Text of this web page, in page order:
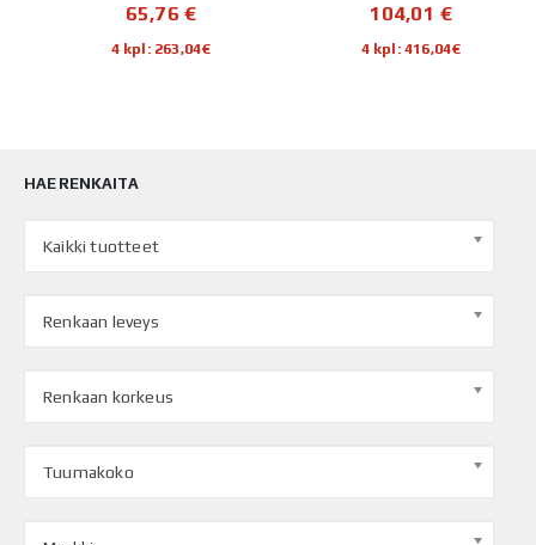
104,01€
4 kpl: 416,04€
75,72 €
4 kpl: 302,88€
HAE RENKAITA
Kaikki tuotteet
Renkaan leveys
Renkaan korkeus
Tuumakoko